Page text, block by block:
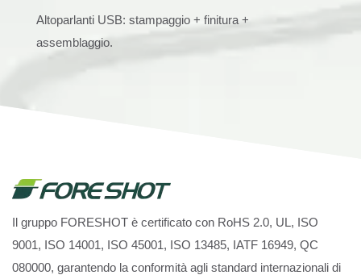
Altoparlanti USB: stampaggio + finitura +
assemblaggio.
Il gruppo FORESHOT è certificato con RoHS 2.0, UL, ISO
9001, ISO 14001, ISO 45001, ISO 13485, IATF 16949, QC
080000, garantendo la conformità agli standard internazionali di